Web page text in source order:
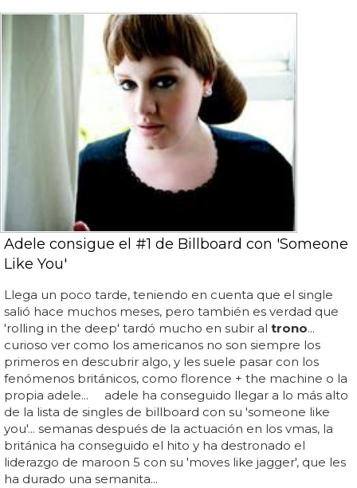
Adele consigue el #1 de Billboard con 'Someone
Like You'
Llega un poco tarde, teniendo en cuenta que el single
salió hace muchos meses, pero también es verdad que
'rolling in the deep' tardó mucho en subir al trono...
curioso ver como los americanos no son siempre los
primeros en descubrir algo, y les suele pasar con los
fenómenos británicos, como florence + the machine o la
propia adele... adele ha conseguido llegar a lo más alto
de la lista de singles de billboard con su 'someone like
you'... semanas después de la actuación en los vmas, la
británica ha conseguido el hito y ha destronado el
liderazgo de maroon 5 con su 'moves like jagger', que les
ha durado una semanita...